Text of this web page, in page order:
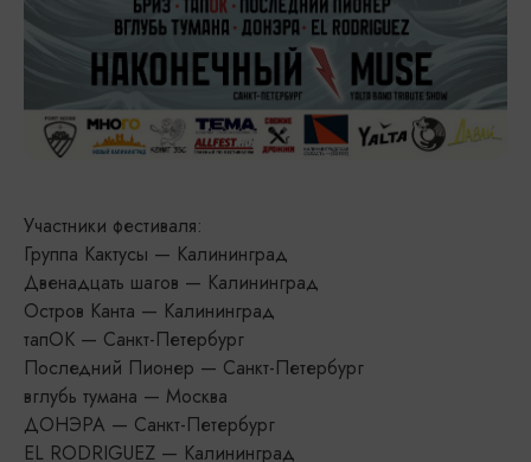
Участники фестиваля:
Группа Кактусы — Калининград
Двенадцать шагов — Калининград
Остров Канта — Калининград
тапОК — Санкт-Петербург
Последний Пионер — Санкт-Петербург
вглубь тумана — Москва
ДОНЭРА — Санкт-Петербург
EL RODRIGUEZ — Калининград